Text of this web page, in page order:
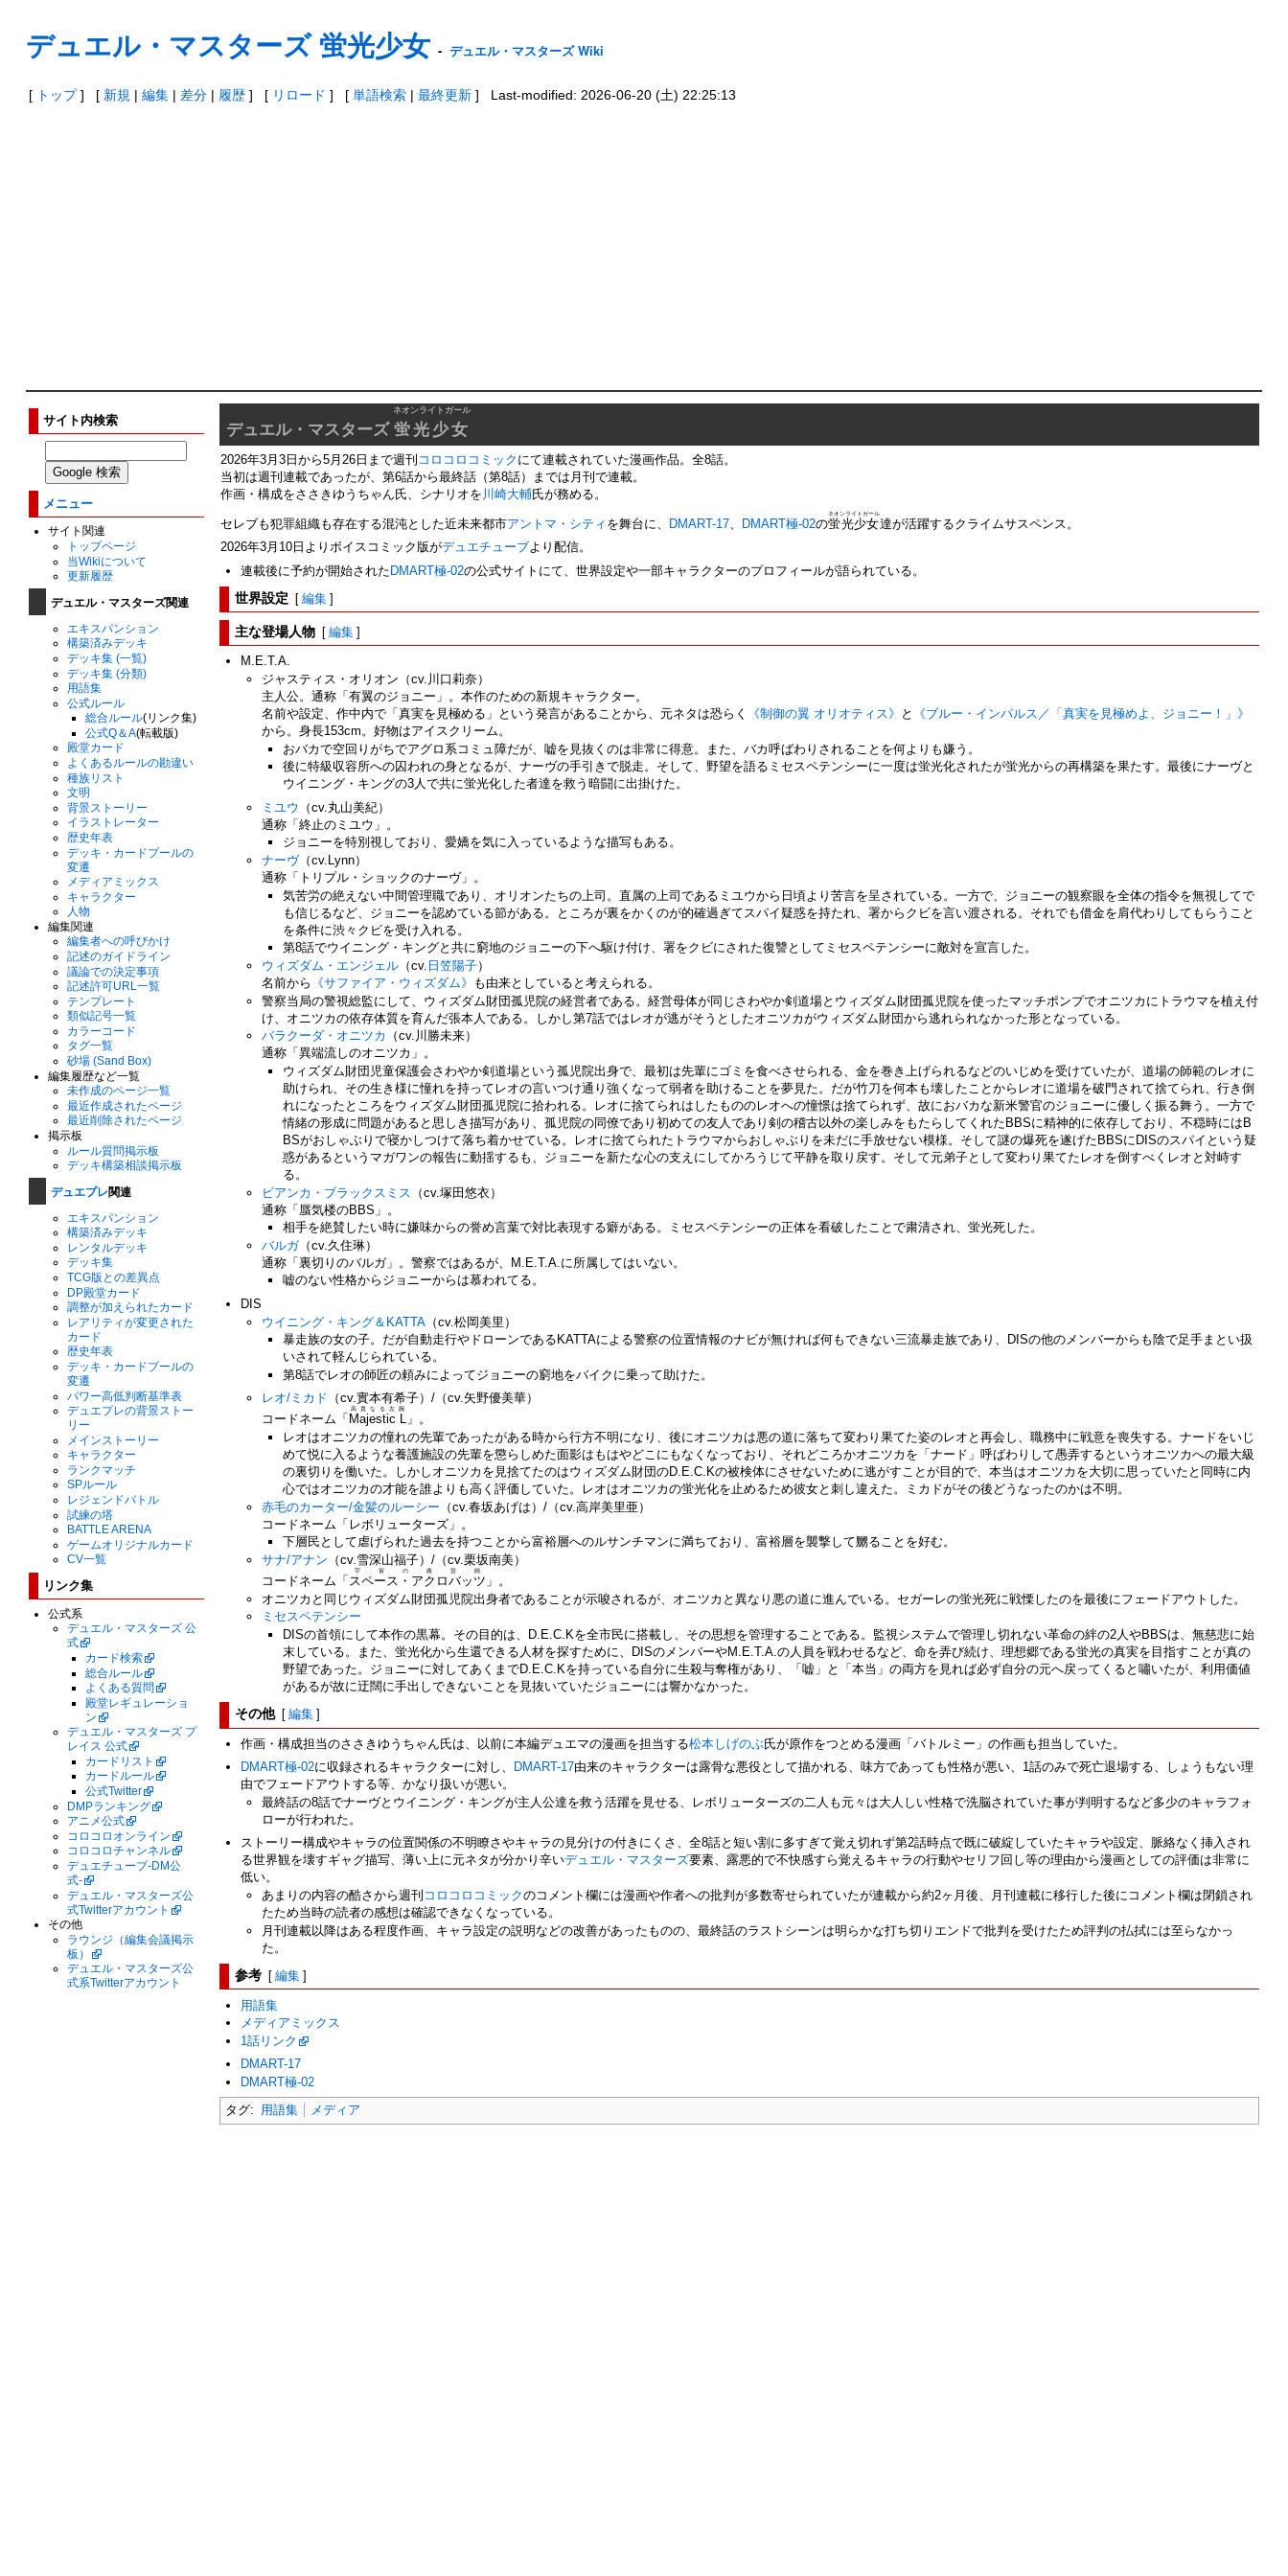
デュエル・マスターズ 蛍光少女 - デュエル・マスターズ Wiki
[ トップ] [ 新規| 編集| 差分| 履歴] [ リロード ] [ 単語検索| 最終更新] Last-modified: 2026-06-20 (土) 22:25:13
サイト内検索
メニュー
サイト関連
トップページ
当Wikiについて
更新履歴
デュエル・マスターズ関連
エキスパンション
構築済みデッキ
デッキ集 (一覧)
デッキ集 (分類)
用語集
公式ルール
総合ルール(リンク集)
公式Q＆A(転載版)
殿堂カード
よくあるルールの勘違い
種族リスト
文明
背景ストーリー
イラストレーター
歴史年表
デッキ・カードプールの
変遷
メディアミックス
キャラクター
人物
編集関連
編集者への呼びかけ
記述のガイドライン
議論での決定事項
記述許可URL一覧
テンプレート
類似記号一覧
カラーコード
タグ一覧
砂場 (Sand Box)
編集履歴など一覧
未作成のページ一覧
最近作成されたページ
最近削除されたページ
掲示板
ルール質問掲示板
デッキ構築相談掲示板
デュエプレ関連
エキスパンション
構築済みデッキ
レンタルデッキ
デッキ集
TCG版との差異点
DP殿堂カード
調整が加えられたカード
レアリティが変更された
カード
歴史年表
デッキ・カードプールの
変遷
パワー高低判断基準表
デュエプレの背景ストー
リー
メインストーリー
キャラクター
ランクマッチ
SPルール
レジェンドバトル
試練の塔
BATTLE ARENA
ゲームオリジナルカード
CV一覧
リンク集
公式系
デュエル・マスターズ 公
式
カード検索
総合ルール
よくある質問
殿堂レギュレーショ
ン
デュエル・マスターズ プ
レイス 公式
カードリスト
カードルール
公式Twitter
DMPランキング
アニメ公式
コロコロオンライン
コロコロチャンネル
デュエチューブ-DM公
式-
デュエル・マスターズ公
式Twitterアカウント
その他
ラウンジ（編集会議掲示
板）
デュエル・マスターズ公
式系Twitterアカウント
デュエル・マスターズ蛍光少女
ネオンライトガール
2026年3月3日から5月26日まで週刊 コロコロコミック にて連載されていた漫画作品。全8話。
当初は週刊連載であったが、第6話から最終話（第8話）までは月刊で連載。
作画・構成をささきゆうちゃん氏、シナリオを 川崎大輔氏が務める。
セレブも犯罪組織も存在する混沌とした近未来都市アントマ・シティ を舞台に、 DMART-17 DMART極-02の蛍光少女
ネオンライトガール
達が活躍するクライムサスペンス。
2026年3月10日よりボイスコミック版がデュエチューブより配信。
連載後に予約が開始されたDMART極-02の公式サイトにて、世界設定や一部キャラクターのプロフィールが語られている。
世界設定 [編集]
主な登場人物 [編集]
M.E.T.A.
ジャスティス・オリオン（cv.川口莉奈）
主人公。通称「有翼のジョニー」。本作のための新規キャラクター。
名前や設定、作中内で「真実を見極める」という発言があることから、元ネタは恐らく
《制御の翼 オリオティス》 と
《ブルー・インパルス／「真実を見極めよ、ジョニー！」》
から。身長153cm。好物はアイスクリーム。
おバカで空回りがちでアグロ系コミュ障だが、嘘を見抜くのは非常に得意。また、バカ呼ばわりされることを何よりも嫌う。
後に特級収容所への囚われの身となるが、ナーヴの手引きで脱走。そして、野望を語るミセスペテンシーに一度は蛍光化されたが蛍光からの再構築を果たす。最後にナーヴと
ウイニング・キングの3人で共に蛍光化した者達を救う暗闘に出掛けた。
ミユウ
（cv.丸山美紀）
通称「終止のミユウ」。
ジョニーを特別視しており、愛嬌を気に入っているような描写もある。
ナーヴ（cv.Lynn）
通称「トリプル・ショックのナーヴ」。
気苦労の絶えない中間管理職であり、オリオンたちの上司。直属の上司であるミユウから日頃より苦言を呈されている。一方で、ジョニーの観察眼を全体の指令を無視してで
も信じるなど、ジョニーを認めている節がある。ところが裏をかくのが的確過ぎてスパイ疑惑を持たれ、署からクビを言い渡される。それでも借金を肩代わりしてもらうこと
を条件に渋々クビを受け入れる。
第8話でウイニング・キングと共に窮地のジョニーの下へ駆け付け、署をクビにされた復讐としてミセスペテンシーに敵対を宣言した。
ウィズダム・エンジェル（cv. 日笠陽子）
名前から 《サファイア・ウィズダム》 も由来としていると考えられる。
警察当局の警視総監にして、ウィズダム財団孤児院の経営者である。経営母体が同じさわやか剣道場とウィズダム財団孤児院を使ったマッチポンプでオニツカにトラウマを植え付
け、オニツカの依存体質を育んだ張本人である。しかし第7話ではレオが逃がそうとしたオニツカがウィズダム財団から逃れられなかった形となっている。
バラクーダ・オニツカ
（cv.川勝未来）
通称「異端流しのオニツカ」。
ウィズダム財団児童保護会さわやか剣道場という孤児院出身で、最初は先輩にゴミを食べさせられる、金を巻き上げられるなどのいじめを受けていたが、道場の師範のレオに
助けられ、その生き様に憧れを持ってレオの言いつけ通り強くなって弱者を助けることを夢見た。だが竹刀を何本も壊したことからレオに道場を破門されて捨てられ、行き倒
れになったところをウィズダム財団孤児院に拾われる。レオに捨てられはしたもののレオへの憧憬は捨てられず、故におバカな新米警官のジョニーに優しく振る舞う。一方で
情緒の形成に問題があると思しき描写があり、孤児院の同僚であり初めての友人であり剣の稽古以外の楽しみをもたらしてくれたBBSに精神的に依存しており、不穏時にはB
BSがおしゃぶりで寝かしつけて落ち着かせている。レオに捨てられたトラウマからおしゃぶりを未だに手放せない模様。そして謎の爆死を遂げたBBSにDISのスパイという疑
惑があるというマガワンの報告に動揺するも、ジョニーを新たな心の支えにしてかろうじて平静を取り戻す。そして元弟子として変わり果てたレオを倒すべくレオと対峙す
る。
ビアンカ・ブラックスミス
（cv.塚田悠衣）
通称「蜃気楼のBBS」。
相手を絶賛したい時に嫌味からの誉め言葉で対比表現する癖がある。ミセスペテンシーの正体を看破したことで粛清され、蛍光死した。
バルガ（cv.久住琳）
通称「裏切りのバルガ」。警察ではあるが、M.E.T.A.に所属してはいない。
嘘のない性格からジョニーからは慕われてる。
DIS
ウイニング・キング＆KATTA（cv.松岡美里）
暴走族の女の子。だが自動走行やドローンであるKATTAによる警察の位置情報のナビが無ければ何もできない三流暴走族であり、DISの他のメンバーからも陰で足手まとい扱
いされて軽んじられている。
第8話でレオの師匠の頼みによってジョニーの窮地をバイクに乗って助けた。
レオ/ミカド （cv.實本有希子）/（cv.矢野優美華）
コードネーム「 Majestic L
高貴なる左腕
」。
レオはオニツカの憧れの先輩であったがある時から行方不明になり、後にオニツカは悪の道に落ちて変わり果てた姿のレオと再会し、職務中に戦意を喪失する。ナードをいじ
めて悦に入るような養護施設の先輩を懲らしめた面影はもはやどこにもなくなっており、それどころかオニツカを「ナード」呼ばわりして愚弄するというオニツカへの最大級
の裏切りを働いた。しかしオニツカを見捨てたのはウィズダム財団のD.E.C.Kの被検体にさせないために逃がすことが目的で、本当はオニツカを大切に思っていたと同時に内
心ではオニツカの才能を誰よりも高く評価していた。レオはオニツカの蛍光化を止めるため彼女と刺し違えた。ミカドがその後どうなったのかは不明。
赤毛のカーター/金髪のルーシー （cv.春坂あげは）/（cv.高岸美里亜）
コードネーム「レボリューターズ」。
下層民として虐げられた過去を持つことから富裕層へのルサンチマンに満ちており、富裕層を襲撃して嬲ることを好む。
サナ/アナン （cv.雪深山福子）/（cv.栗坂南美）
コードネーム「 スペース・アクロバッツ
宇宙の曲芸師
」。
オニツカと同じウィズダム財団孤児院出身者であることが示唆されるが、オニツカと異なり悪の道に進んでいる。セガーレの蛍光死に戦慄したのを最後にフェードアウトした。
ミセスペテンシー
DISの首領にして本作の黒幕。その目的は、D.E.C.Kを全市民に搭載し、その思想を管理することである。監視システムで管理し切れない革命の絆の2人やBBSは、無慈悲に始
末している。また、蛍光化から生還できる人材を探すために、DISのメンバーやM.E.T.A.の人員を戦わせるなど、命を弄び続け、理想郷である蛍光の真実を目指すことが真の
野望であった。ジョニーに対してあくまでD.E.C.Kを持っている自分に生殺与奪権があり、「嘘」と「本当」の両方を見れば必ず自分の元へ戻ってくると嘯いたが、利用価値
があるが故に迂闊に手出しできないことを見抜いていたジョニーには響かなかった。
その他 [編集]
作画・構成担当のささきゆうちゃん氏は、以前に本編デュエマの漫画を担当する松本しげのぶ氏が原作をつとめる漫画「バトルミー」の作画も担当していた。
DMART極-02に収録されるキャラクターに対し、 DMART-17由来のキャラクターは露骨な悪役として描かれる、味方であっても性格が悪い、1話のみで死亡退場する、しょうもない理
由でフェードアウトする等、かなり扱いが悪い。
最終話の8話でナーヴとウイニング・キングが主人公達を救う活躍を見せる、レボリューターズの二人も元々は大人しい性格で洗脳されていた事が判明するなど多少のキャラフォ
ローが行われた。
ストーリー構成やキャラの位置関係の不明瞭さやキャラの見分けの付きにくさ、全8話と短い割に多すぎて覚え切れず第2話時点で既に破綻していたキャラや設定、脈絡なく挿入され
る世界観を壊すギャグ描写、薄い上に元ネタが分かり辛いデュエル・マスターズ要素、露悪的で不快感すら覚えるキャラの行動やセリフ回し等の理由から漫画としての評価は非常に
低い。
あまりの内容の酷さから週刊 コロコロコミックのコメント欄には漫画や作者への批判が多数寄せられていたが連載から約2ヶ月後、月刊連載に移行した後にコメント欄は閉鎖され
たため当時の読者の感想は確認できなくなっている。
月刊連載以降はある程度作画、キャラ設定の説明などの改善があったものの、最終話のラストシーンは明らかな打ち切りエンドで批判を受けたため評判の払拭には至らなかっ
た。
参考 [編集]
用語集
メディアミックス
1話リンク
DMART-17
DMART極-02
タグ: 用語集 メディア